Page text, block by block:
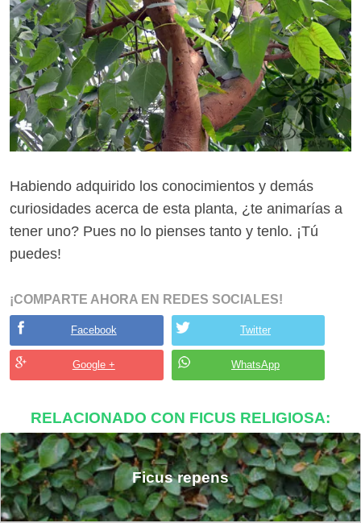
Habiendo adquirido los conocimientos y demás
curiosidades acerca de esta planta, ¿te animarías a
tener uno? Pues no lo pienses tanto y tenlo. ¡Tú
puedes!
¡COMPARTE AHORA EN REDES SOCIALES!
Facebook Twitter
Google + WhatsApp
RELACIONADO CON FICUS RELIGIOSA:
Ficus repens